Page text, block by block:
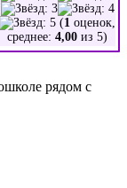
(1 оценок,
среднее: 4,00 из 5)
рядом с